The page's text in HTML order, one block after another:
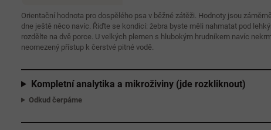
Orientační hodnota pro dospělého psa v běžné zátěži. Hodnoty jsou
dne ještě něco navíc. Řiďte se kondicí: žebra byste měli nahmatat pod
rozdělte na dvě porce. U velkých plemen s hlubokým hrudníkem navíc
neomezený přístup k čerstvé pitné vodě.
Kompletní analytika a mikroživiny (jde rozkliknout)
Odkud čerpáme